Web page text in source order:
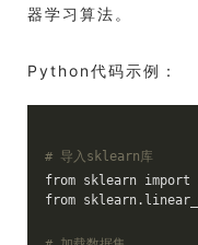
器学习算法。
Python代码示例：
# 导入sklearn库
from sklearn import
from